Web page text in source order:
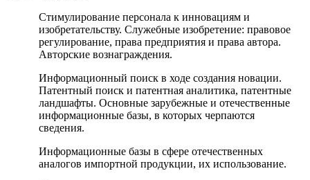
Стимулирование персонала к инновациям и
изобретательству. Служебные изобретение: правовое
регулирование, права предприятия и права автора.
Авторские вознаграждения.
Информационный поиск в ходе создания новации.
Патентный поиск и патентная аналитика, патентные
ландшафты. Основные зарубежные и отечественные
информационные базы, в которых черпаются
сведения.
Информационные базы в сфере отечественных
аналогов импортной продукции, их использование.